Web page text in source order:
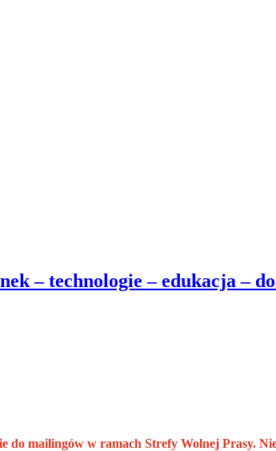
– technologie – edukacja –
do mailingów w ramach Strefy Wolnej Prasy.